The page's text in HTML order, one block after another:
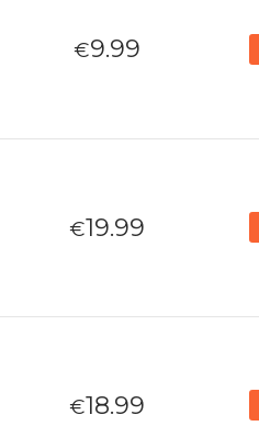
€9.99
€19.99
€18.99